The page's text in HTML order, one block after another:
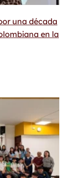
una década
en la